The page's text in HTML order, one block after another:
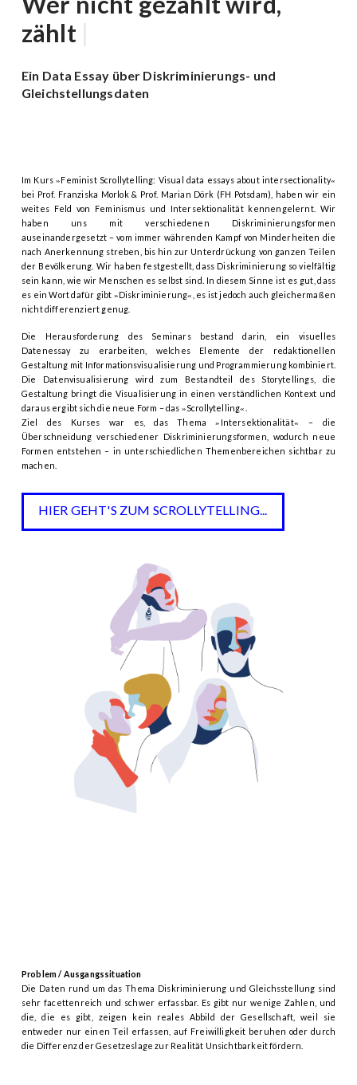
zählt nicht
Ein Data Essay über Diskriminierungs- und
Gleichstellungsdaten
Im Kurs»Feminist Scrollytelling: Visual data essays about intersectionality«
bei Prof. Franziska Morlok & Prof. Marian Dörk (FH Potsdam) , haben wir ein
weites Feld von Feminismus und Intersektionalität kennengelernt. Wir
haben uns mit verschiedenen Diskriminierungsformen
auseinandergesetzt – vom immer währenden Kampf von Minderheiten die
nach Anerkennung streben, bis hin zur Unterdrückung von ganzen Teilen
der Bevölkerung. Wir haben festgestellt, dass Diskriminierung so vielfältig
sein kann, wie wir Menschen es selbst sind. In diesem Sinne ist es gut, dass
es ein Wort dafür gibt »Diskriminierung« , es ist jedoch auch gleichermaßen
nicht differenziert genug.
Die Herausforderung des Seminars bestand darin, ein visuelles
Datenessay zu erarbeiten, welches Elemente der redaktionellen
Gestaltung mit Informationsvisualisierung und Programmierung kombiniert.
Die Datenvisualisierung wird zum Bestandteil des Storytellings, die
Gestaltung bringt die Visualisierung in einen verständlichen Kontext und
daraus ergibt sich die neue Form – das »Scrollytelling«
Ziel des Kurses war es, das Thema» Intersektionalität«– die
Überschneidung verschiedener Diskriminierungsformen, wodurch neue
Formen entstehen – in unterschiedlichen Themenbereichen sichtbar zu
machen.
HIER GEHT'S ZUM SCROLLYTELLING...
Problem / Ausgangssituation
Die Daten rund um das Thema Diskriminierung und Gleichsstellung sind
sehr facettenreich und schwer erfassbar. Es gibt nur wenige Zahlen, und
die, die es gibt, zeigen kein reales Abbild der Gesellschaft, weil sie
entweder nur einen Teil erfassen, auf Freiwilligkeit beruhen oder durch
die Differenz der Gesetzeslage zur Realität Unsichtbarkeit fördern.